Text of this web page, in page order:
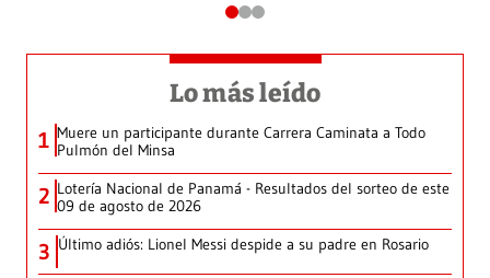
Lo más leído
1 Muere un participante durante Carrera Caminata a Todo
Pulmón del Minsa
2 Lotería Nacional de Panamá - Resultados del sorteo de este
09 de agosto de 2026
3 Último adiós: Lionel Messi despide a su padre en Rosario